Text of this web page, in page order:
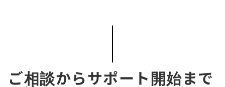
ご相談からサポート開始まで